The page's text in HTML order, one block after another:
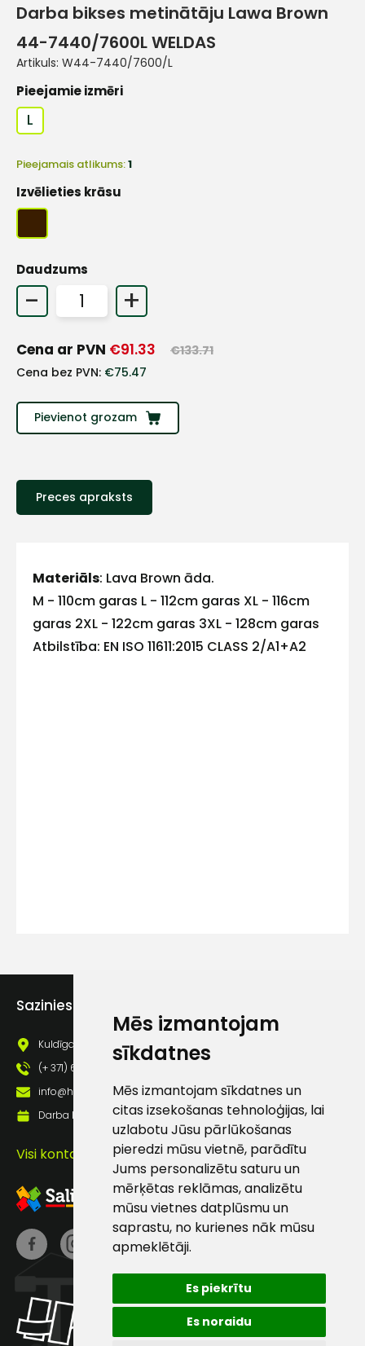
Mēs izmantojam
sīkdatnes
Mēs izmantojam sīkdatnes un
citas izsekošanas tehnoloģijas, lai
uzlabotu Jūsu pārlūkošanas
pieredzi mūsu vietnē, parādītu
Jums personalizētu saturu un
mērķētas reklāmas, analizētu
mūsu vietnes datplūsmu un
saprastu, no kurienes nāk mūsu
apmeklētāji.
Es piekrītu
Es noraidu
Darba bikses metinātāju Lawa Brown
44-7440/7600L WELDAS
Artikuls: W44-7440/7600/L
Pieejamie izmēri
L
Pieejamais atlikums:1
Izvēlieties krāsu
Daudzums
- +
Cena ar PVN €91.33 €133.71
Cena bez PVN: €75.47
Pievienot grozam
Preces apraksts
Materiāls: Lava Brown āda.
M - 110cm garas L - 112cm garas XL - 116cm
garas 2XL - 122cm garas 3XL - 128cm garas
Atbilstība: EN ISO 11611:2015 CLASS 2/A1+A2
Sazinies ar mums
Kuldīgas iela 69a, Saldus, Saldus nov., LV - 3801
(+ 371) 63 881 186
info@hards.lv
Darba laiks: Darbadienās: 8:00 - 17:00
Visi kontakti
Sazinies
E-pasts
Klientu
atbalsts
Darbdienās:
8:00 – 17:00
info@hards.lv
+